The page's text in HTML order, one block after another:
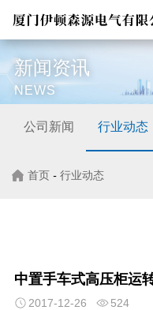
新闻资讯
NEWS
公司新闻 行业动态
首页 - 行业动态
中置手车式高压柜运
2017-12-26 524